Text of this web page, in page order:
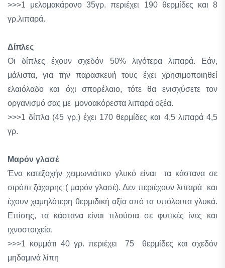
>>>1 μελομακάρονο 35γρ. περιέχει 190 θερμίδες και 8
γρ.λιπαρά.
Δίπλες
Οι δίπλες έχουν σχεδόν 50% λιγότερα λιπαρά. Εάν,
μάλιστα, για την παρασκευή τους έχει χρησιμοποιηθεί
ελαιόλαδο και όχι σπορέλαιο, τότε θα ενισχύσετε τον
οργανισμό σας με μονοακόρεστα λιπαρά οξέα.
>>>1 δίπλα (45 γρ.) έχει 170 θερμίδες και 4,5 λιπαρά 4,5
γρ.
Μαρόν γλασέ
Ένα κατεξοχήν χειμωνιάτικο γλυκό είναι τα κάστανα σε
σιρόπι ζάχαρης ( μαρόν γλασέ). Δεν περιέχουν λιπαρά και
έχουν χαμηλότερη θερμιδική αξία από τα υπόλοιπα γλυκά.
Επίσης, τα κάστανα είναι πλούσια σε φυτικές ίνες και
ιχνοστοιχεία.
>>>1 κομμάτι 40 γρ. περιέχει 75 θερμίδες και σχεδόν
μηδαμινά λίπη